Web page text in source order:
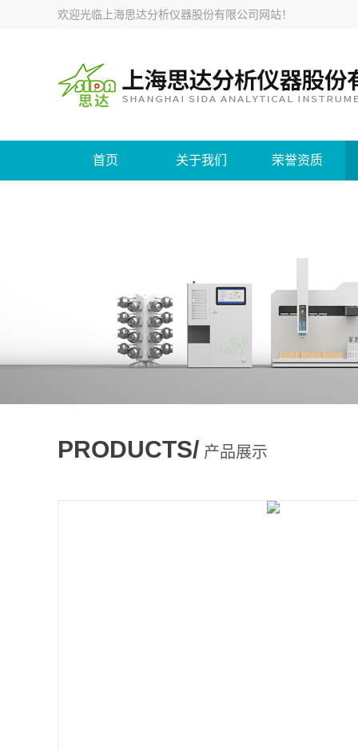
欢迎光临 上海思达分析仪器股份有限公司网站！
首页 关于我们 荣誉资质
PRODUCTS/ 产品展示